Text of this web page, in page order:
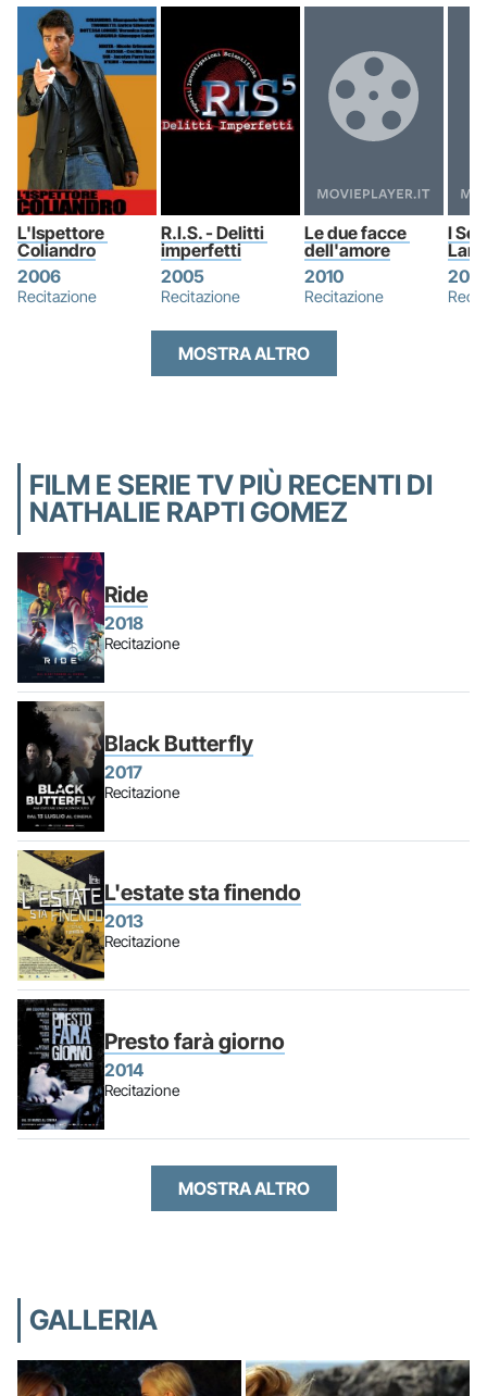
L'Ispettore
Coliandro
2006
Recitazione
R.I.S. - Delitti
imperfetti
2005
Recitazione
Le due facce
dell'amore
2010
Recitazione
I
2014
MOSTRA ALTRO
FILM E SERIE TV PIÙ RECENTI DI
NATHALIE RAPTI GOMEZ
Ride
2018
Recitazione
Black Butterfly
2017
Recitazione
L'estate sta finendo
2013
Recitazione
Presto farà giorno
2014
Recitazione
MOSTRA ALTRO
GALLERIA